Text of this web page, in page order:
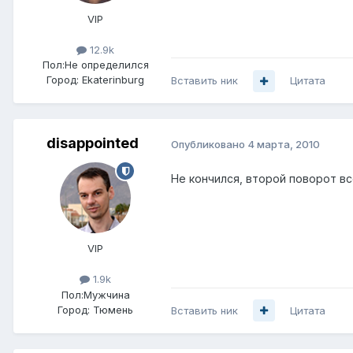
VIP
12.9k
Пол:Не определился
Город: Ekaterinburg Вставить ник Цитата
disappointed
VIP
1.9k
Пол:Мужчина
Город: Тюмень
Опубликовано 4 марта, 2010
Не кончился, второй поворот
Вставить ник Цитата